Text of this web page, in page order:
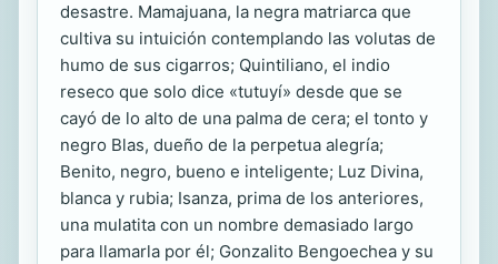
desastre. Mamajuana, la negra matriarca que
cultiva su intuición contemplando las volutas de
humo de sus cigarros; Quintiliano, el indio
reseco que solo dice «tutuyí» desde que se
cayó de lo alto de una palma de cera; el tonto y
negro Blas, dueño de la perpetua alegría;
Benito, negro, bueno e inteligente; Luz Divina,
blanca y rubia; Isanza, prima de los anteriores,
una mulatita con un nombre demasiado largo
para llamarla por él; Gonzalito Bengoechea y su